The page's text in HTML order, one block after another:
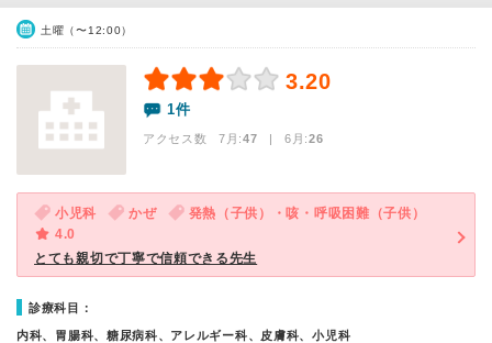
土曜（〜12:00）
3.20
1件
アクセス数 7月:47 | 6月:26
小児科 かぜ
発熱（子供）・咳・呼吸困難（子供）
4.0
とても親切で丁寧で信頼できる先生
診療科目：
内科、胃腸科、糖尿病科、アレルギー科、皮膚科、小児科